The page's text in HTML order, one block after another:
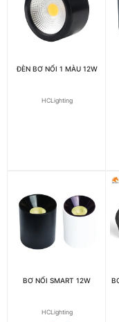
ĐÈN BƠ NỔI 1 MÀU 12W
HCLighting
BƠ NỔI SMART 12W
HCLighting